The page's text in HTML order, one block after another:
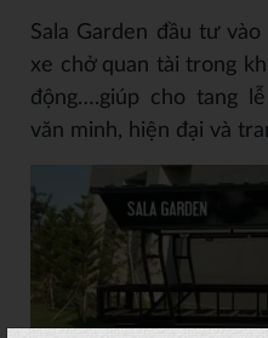
Sala Garden đầu tư
xe chở quan tài trong
động….giúp cho tang
văn minh, hiện đại và